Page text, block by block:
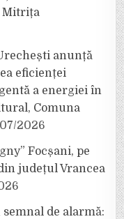
Mitrița
anunță
eficienței
a energiei în
Comuna
2026
Focșani, pe
județul Vrancea
de alarmă: